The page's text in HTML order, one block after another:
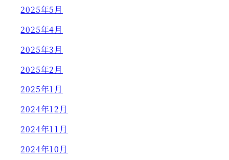
2025年5月
2025年4月
2025年3月
2025年2月
2025年1月
2024年12月
2024年11月
2024年10月